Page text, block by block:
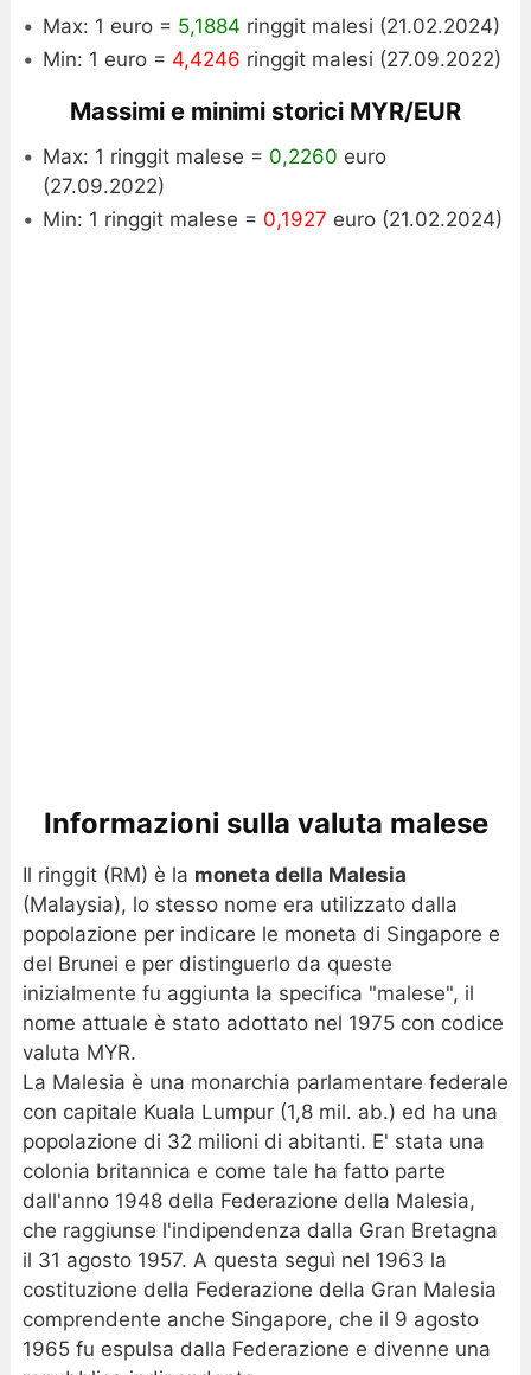
Max: 1 euro = 5,1884 ringgit malesi (21.02.2024)
Min: 1 euro = 4,4246 ringgit malesi (27.09.2022)
Massimi e minimi storici MYR/EUR
Max: 1 ringgit malese = 0,2260 euro
(27.09.2022)
Min: 1 ringgit malese = 0,1927 euro (21.02.2024)
Informazioni sulla valuta malese
Il ringgit (RM) è la moneta della Malesia
(Malaysia), lo stesso nome era utilizzato dalla
popolazione per indicare le moneta di Singapore e
del Brunei e per distinguerlo da queste
inizialmente fu aggiunta la specifica "malese", il
nome attuale è stato adottato nel 1975 con codice
valuta MYR.
La Malesia è una monarchia parlamentare federale
con capitale Kuala Lumpur (1,8 mil. ab.) ed ha una
popolazione di 32 milioni di abitanti. E' stata una
colonia britannica e come tale ha fatto parte
dall'anno 1948 della Federazione della Malesia,
che raggiunse l'indipendenza dalla Gran Bretagna
il 31 agosto 1957. A questa seguì nel 1963 la
costituzione della Federazione della Gran Malesia
comprendente anche Singapore, che il 9 agosto
1965 fu espulsa dalla Federazione e divenne una